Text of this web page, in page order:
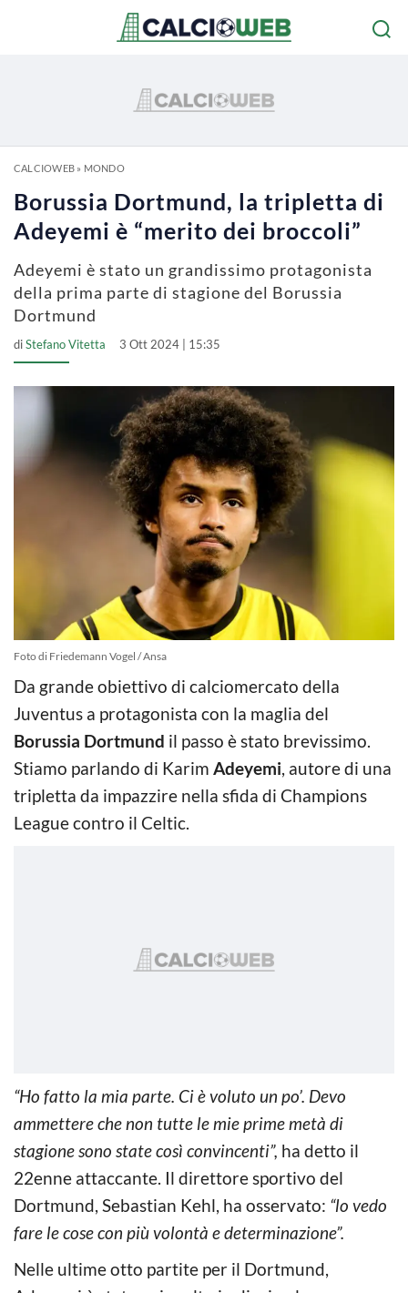
CALCIOWEB» MONDO
Borussia Dortmund, la tripletta di
Adeyemi è “merito dei broccoli”
Adeyemi è stato un grandissimo protagonista
della prima parte di stagione del Borussia
Dortmund
diStefano Vitetta 3 Ott 2024 | 15:35
Foto di Friedemann Vogel / Ansa
Da grande obiettivo di calciomercato della
Juventus a protagonista con la maglia del
Borussia Dortmund il passo è stato brevissimo.
Stiamo parlando di Karim Adeyemi, autore di una
tripletta da impazzire nella sfida di Champions
League contro il Celtic.
“Ho fatto la mia parte. Ci è voluto un po’. Devo
ammettere che non tutte le mie prime metà di
stagione sono state così convincenti”, ha detto il
22enne attaccante. Il direttore sportivo del
Dortmund, Sebastian Kehl, ha osservato: “lo vedo
fare le cose con più volontà e determinazione”.
Nelle ultime otto partite per il Dortmund,